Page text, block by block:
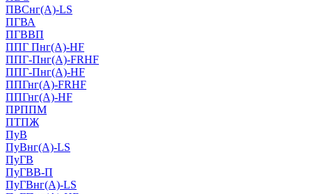
ПВСнг(А)-LS
ПГВА
ПГВВП
ППГ Пнг(А)-HF
ППГ-Пнг(А)-FRHF
ППГ-Пнг(А)-HF
ППГнг(А)-FRHF
ППГнг(А)-HF
ПРППМ
ПТПЖ
ПуВ
ПуВнг(А)-LS
ПуГВ
ПуГВВ-П
ПуГВнг(А)-LS